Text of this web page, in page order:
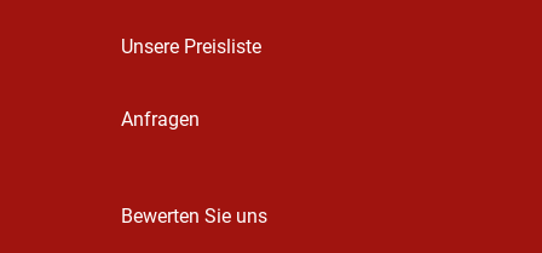
Unsere Preisliste
Anfragen
Bewerten Sie uns